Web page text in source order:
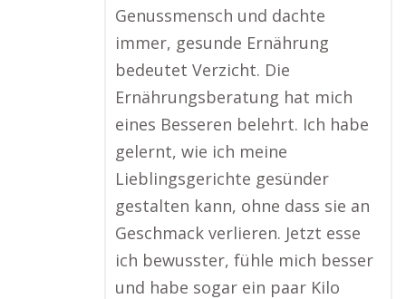
Genussmensch und dachte
immer, gesunde Ernährung
bedeutet Verzicht. Die
Ernährungsberatung hat mich
eines Besseren belehrt. Ich habe
gelernt, wie ich meine
Lieblingsgerichte gesünder
gestalten kann, ohne dass sie an
Geschmack verlieren. Jetzt esse
ich bewusster, fühle mich besser
und habe sogar ein paar Kilo